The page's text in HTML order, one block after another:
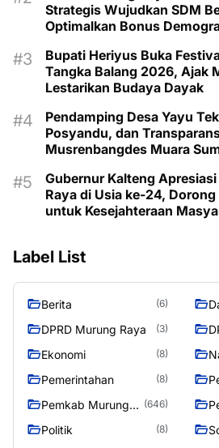
Strategis Wujudkan SDM
Optimalkan Bonus
Bupati Heriyus Buka
Tangka Balang 2026, Ajak
Lestarikan Budaya Dayak
Pendamping Desa Yayu
Posyandu, dan
Musrenbangdes Muara
Gubernur Kalteng
Raya di Usia ke-24,
untuk Kesejahteraan
Label List
Berita (6)
DPRD Murung Raya (3)
Ekonomi (8)
Pemerintahan (8)
Pemkab Murung
(646)
Politik (8)